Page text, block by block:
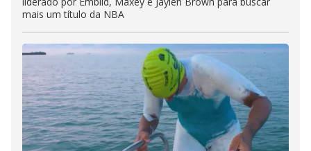
mais um título da NBA